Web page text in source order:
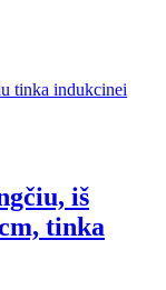
iš
tinka